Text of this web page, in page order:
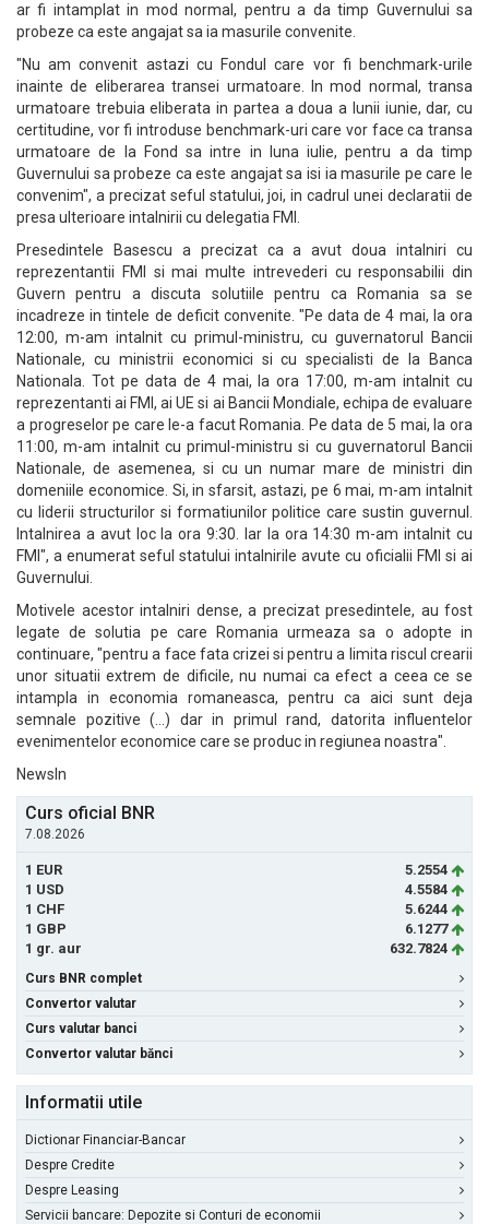
ar fi intamplat in mod normal, pentru a da timp Guvernului sa
probeze ca este angajat sa ia masurile convenite.
"Nu am convenit astazi cu Fondul care vor fi benchmark-urile
inainte de eliberarea transei urmatoare. In mod normal, transa
urmatoare trebuia eliberata in partea a doua a lunii iunie, dar, cu
certitudine, vor fi introduse benchmark-uri care vor face ca transa
urmatoare de la Fond sa intre in luna iulie, pentru a da timp
Guvernului sa probeze ca este angajat sa isi ia masurile pe care le
convenim", a precizat seful statului, joi, in cadrul unei declaratii de
presa ulterioare intalnirii cu delegatia FMI.
Presedintele Basescu a precizat ca a avut doua intalniri cu
reprezentantii FMI si mai multe intrevederi cu responsabilii din
Guvern pentru a discuta solutiile pentru ca Romania sa se
incadreze in tintele de deficit convenite. "Pe data de 4 mai, la ora
12:00, m-am intalnit cu primul-ministru, cu guvernatorul Bancii
Nationale, cu ministrii economici si cu specialisti de la Banca
Nationala. Tot pe data de 4 mai, la ora 17:00, m-am intalnit cu
reprezentanti ai FMI, ai UE si ai Bancii Mondiale, echipa de evaluare
a progreselor pe care le-a facut Romania. Pe data de 5 mai, la ora
11:00, m-am intalnit cu primul-ministru si cu guvernatorul Bancii
Nationale, de asemenea, si cu un numar mare de ministri din
domeniile economice. Si, in sfarsit, astazi, pe 6 mai, m-am intalnit
cu liderii structurilor si formatiunilor politice care sustin guvernul.
Intalnirea a avut loc la ora 9:30. Iar la ora 14:30 m-am intalnit cu
FMI", a enumerat seful statului intalnirile avute cu oficialii FMI si ai
Guvernului.
Motivele acestor intalniri dense, a precizat presedintele, au fost
legate de solutia pe care Romania urmeaza sa o adopte in
continuare, "pentru a face fata crizei si pentru a limita riscul crearii
unor situatii extrem de dificile, nu numai ca efect a ceea ce se
intampla in economia romaneasca, pentru ca aici sunt deja
semnale pozitive (...) dar in primul rand, datorita influentelor
evenimentelor economice care se produc in regiunea noastra".
NewsIn
Curs oficial BNR
7.08.2026
1 EUR
5.2554
1 USD
4.5584
1 CHF
5.6244
1 GBP
6.1277
1 gr. aur
632.7824
Curs BNR complet
Convertor valutar
Curs valutar banci
Convertor valutar bănci
Informatii utile
Dictionar Financiar-Bancar
Despre Credite
Despre Leasing
Servicii bancare: Depozite si Conturi de economii